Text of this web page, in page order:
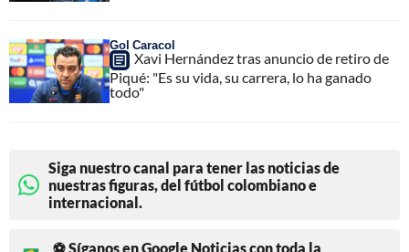
Gol Caracol
Xavi Hernández tras anuncio de retiro de
Piqué: "Es su vida, su carrera, lo ha ganado
todo"
Siga nuestro canal para tener las noticias de
nuestras figuras, del fútbol colombiano e
internacional.
⚽ Síganos en Google Noticias con toda la